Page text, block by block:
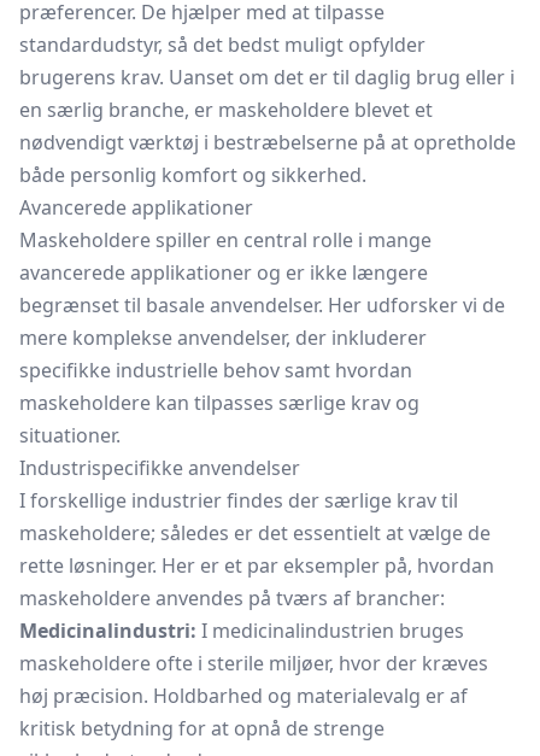
præferencer. De hjælper med at tilpasse
standardudstyr, så det bedst muligt opfylder
brugerens krav. Uanset om det er til daglig brug eller i
en særlig branche, er maskeholdere blevet et
nødvendigt værktøj i bestræbelserne på at opretholde
både personlig komfort og sikkerhed.
Avancerede applikationer
Maskeholdere spiller en central rolle i mange
avancerede applikationer og er ikke længere
begrænset til basale anvendelser. Her udforsker vi de
mere komplekse anvendelser, der inkluderer
specifikke industrielle behov samt hvordan
maskeholdere kan tilpasses særlige krav og
situationer.
Industrispecifikke anvendelser
I forskellige industrier findes der særlige krav til
maskeholdere; således er det essentielt at vælge de
rette løsninger. Her er et par eksempler på, hvordan
maskeholdere anvendes på tværs af brancher:
Medicinalindustri: I medicinalindustrien bruges
maskeholdere ofte i sterile miljøer, hvor der kræves
høj præcision. Holdbarhed og materialevalg er af
kritisk betydning for at opnå de strenge